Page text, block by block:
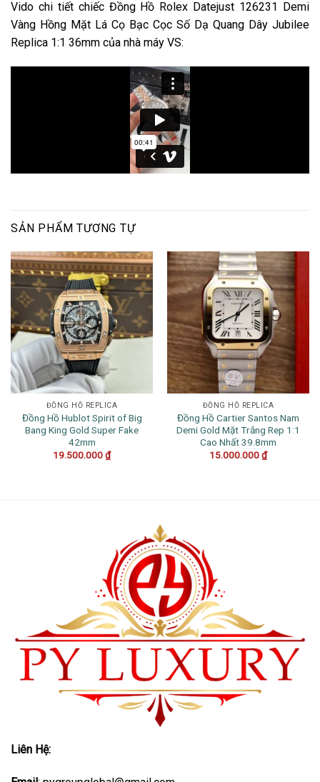
Vido chi tiết chiếc Đồng Hồ Rolex Datejust 126231 Demi
Vàng Hồng Mặt Lá Cọ Bạc Cọc Số Dạ Quang Dây Jubilee
Replica 1:1 36mm của nhà máy VS:
SẢN PHẨM TƯƠNG TỰ
ĐỒNG HỒ REPLICA
Đồng Hồ Hublot Spirit of Big
Bang King Gold Super Fake
42mm
19.500.000₫
ĐỒNG HỒ REPLICA
Đồng Hồ Cartier Santos Nam
Demi Gold Mặt Trắng Rep 1:1
Cao Nhất 39.8mm
15.000.000₫
Liên Hệ: